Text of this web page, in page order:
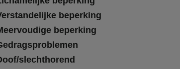
beperking
beperking
slechthorend